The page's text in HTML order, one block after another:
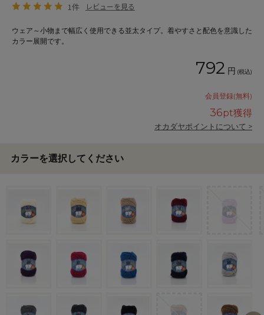
1件 レビューを見る
ウェア～小物まで幅広く使用できる並太タイプ。着やすさと配色を意識した
カラー展開です。
792 円 (税込)
会員登録(無料)
36pt獲得
オカダヤポイントについて >
カラーを選択してください